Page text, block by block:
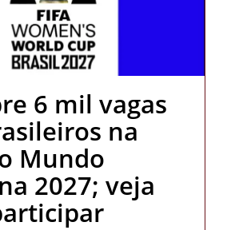
6 mil vagas
na
Mundo
2027; veja